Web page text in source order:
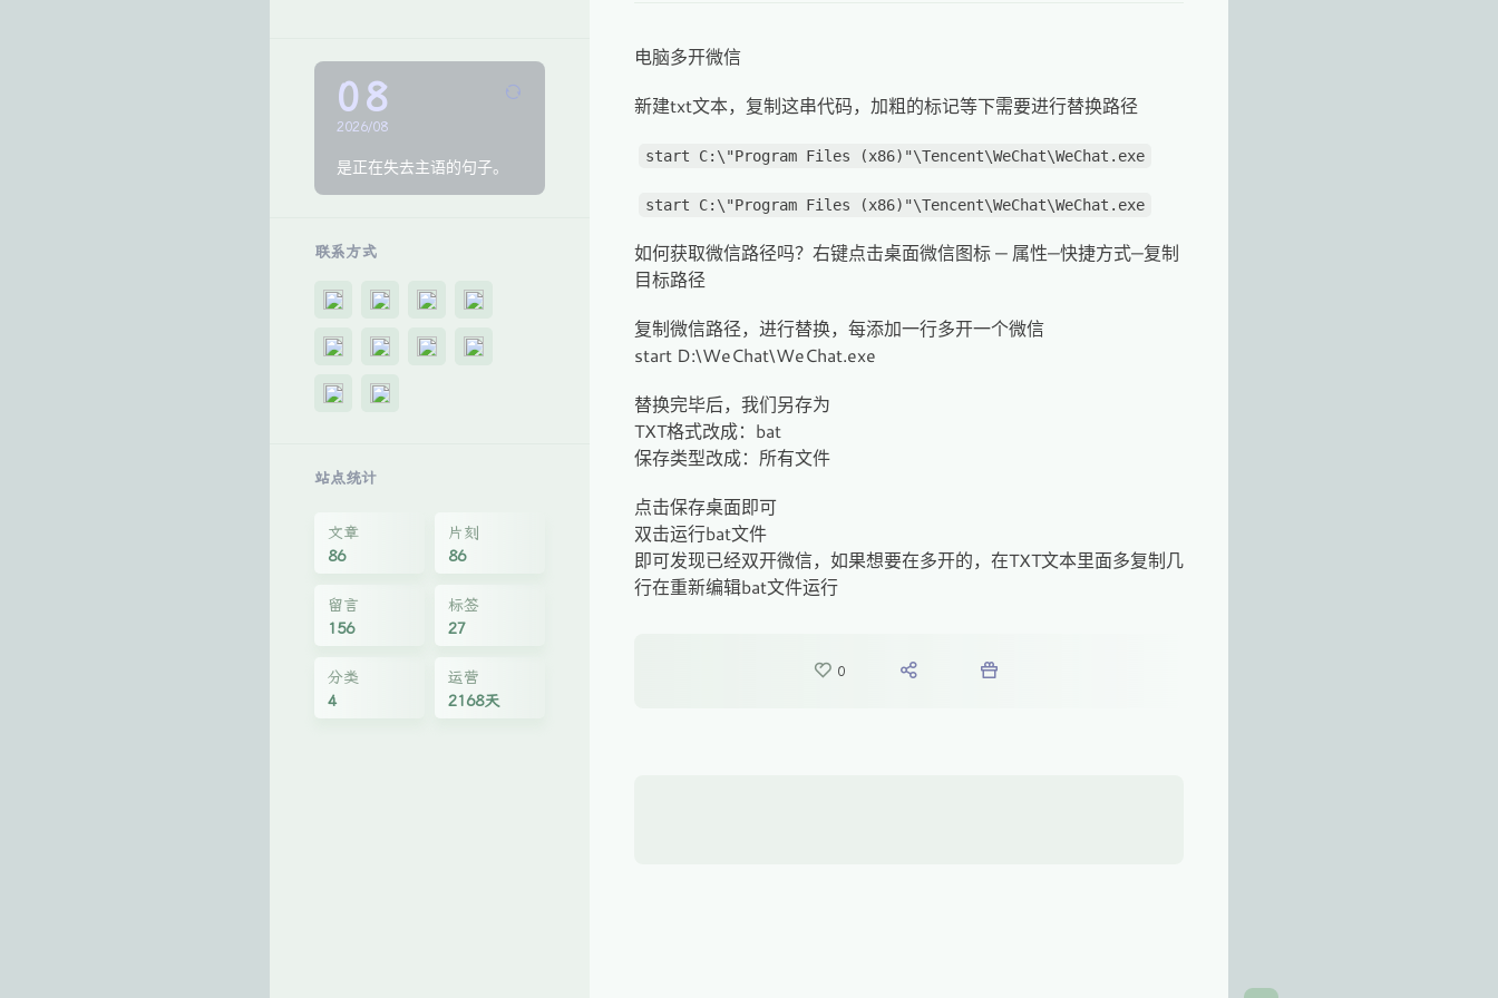
08
2026/08
是正在失去主语的句子。
联系方式
站点统计
文章
86
片刻
86
留言
156
标签
27
分类
4
运营
2168天
电脑多开微信
新建txt文本，复制这串代码，加粗的标记等下需要进行替换路径
start C:\"Program Files (x86)"\Tencent\WeChat\WeChat.exe
start C:\"Program Files (x86)"\Tencent\WeChat\WeChat.exe
如何获取微信路径吗？右键点击桌面微信图标 — 属性—快捷方式—复制
目标路径
复制微信路径，进行替换，每添加一行多开一个微信
start D:\WeChat\WeChat.exe
替换完毕后，我们另存为
TXT格式改成：bat
保存类型改成：所有文件
点击保存桌面即可
双击运行bat文件
即可发现已经双开微信，如果想要在多开的，在TXT文本里面多复制几
行在重新编辑bat文件运行
0